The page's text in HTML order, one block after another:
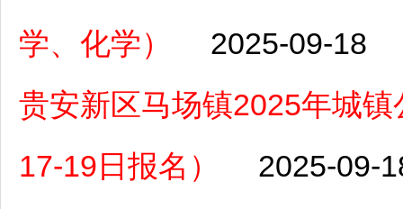
学、化学）
2025-09-18
贵安新区马场镇2025年城
17-19日报名）
2025-09-